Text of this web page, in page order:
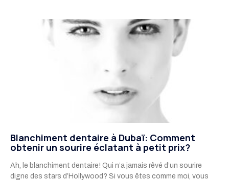
Blanchiment dentaire à Dubaï: Comment
obtenir un sourire éclatant à petit prix?
Ah, le blanchiment dentaire! Qui n’a jamais rêvé d’un sourire
digne des stars d’Hollywood? Si vous êtes comme moi, vous